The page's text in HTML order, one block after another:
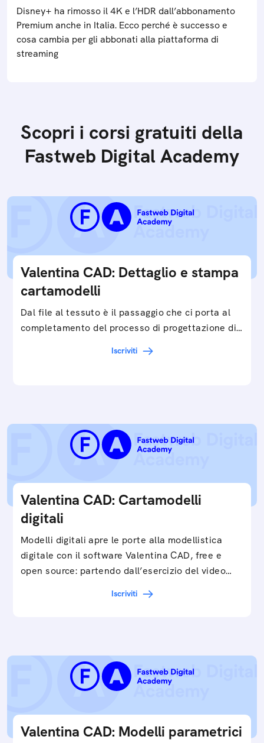
Disney+ ha rimosso il 4K e l’HDR dall’abbonamento
Premium anche in Italia. Ecco perché è successo e
cosa cambia per gli abbonati alla piattaforma di
streaming
Scopri i corsi gratuiti della
Fastweb Digital Academy
Valentina CAD: Dettaglio e stampa
cartamodelli
Dal file al tessuto è il passaggio che ci porta al
completamento del processo di progettazione di
Iscriviti
Valentina CAD: Cartamodelli
digitali
Modelli digitali apre le porte alla modellistica
digitale con il software Valentina CAD, free e
open source: partendo dall’esercizio del video…
Iscriviti
Valentina CAD: Modelli parametrici